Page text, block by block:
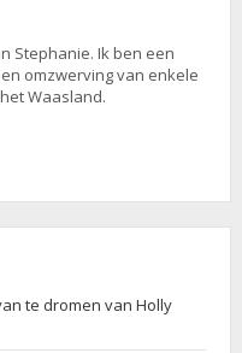
Stephanie. Ik ben een
omzwerving van enkele
Waasland.
te dromen van Holly